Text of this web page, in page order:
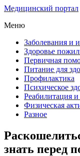
Медицинский портал
Меню
Заболевания и
Здоровье
Первичная
Питание для
Профилактика
Психическое
Реабилитация
Физическая
Разное
знать перед